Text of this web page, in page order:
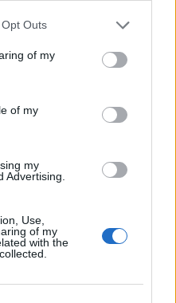
Outs
of my
of my
my
Advertising.
Use,
of my
with the
Jocka
Päivän Lehti
Viihde
StaraTV
Autot
Pelit
Elokuvat